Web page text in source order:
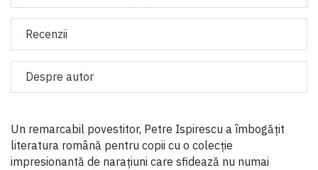
Recenzii
Despre autor
Un remarcabil povestitor, Petre Ispirescu a îmbogățit
literatura română pentru copii cu o colecție
impresionantă de narațiuni care sfidează nu numai